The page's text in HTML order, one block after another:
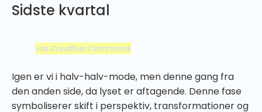
Sidste kvartal
via Creative Commons
Igen er vi i halv-halv-mode, men denne gang fra
den anden side, da lyset er aftagende. Denne fase
symboliserer skift i perspektiv, transformationer og